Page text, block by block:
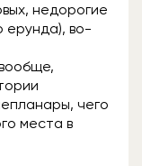
недорогие
ерунда), во-
чего
места в